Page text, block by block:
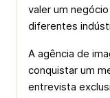
valer um
diferentes
A agência de
conquistar um
entrevista